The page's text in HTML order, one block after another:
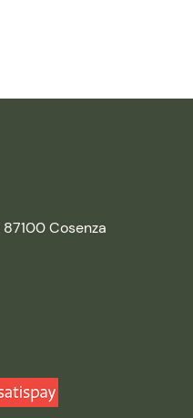
87100 Cosenza